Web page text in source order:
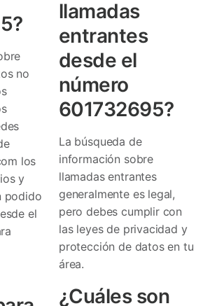
no
los
y
podido
el
llamadas
entrantes
desde el
número
601732695?
La búsqueda de
información sobre
llamadas entrantes
generalmente es legal,
pero debes cumplir con
las leyes de privacidad y
protección de datos en tu
área.
¿Cuáles son